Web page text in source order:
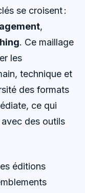
se croisent :
,
. Ce maillage
les
technique et
des formats
ce qui
avec des outils
éditions